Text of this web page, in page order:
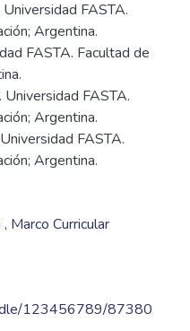
FASTA.
Argentina.
FASTA. Facultad de
FASTA.
Argentina.
FASTA.
Argentina.
, Marco Curricular
123456789/87380